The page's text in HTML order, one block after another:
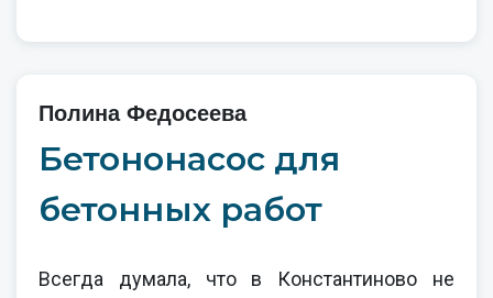
Полина Федосеева
Бетононасос для
бетонных работ
Всегда думала, что в Константиново не